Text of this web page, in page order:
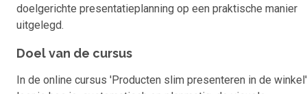
doelgerichte presentatieplanning op een praktische manier
uitgelegd.
Doel van de cursus
In de online cursus 'Producten slim presenteren in de winkel'